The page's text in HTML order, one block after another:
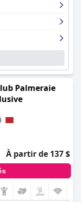
Palmeraie
À partir de 137 $